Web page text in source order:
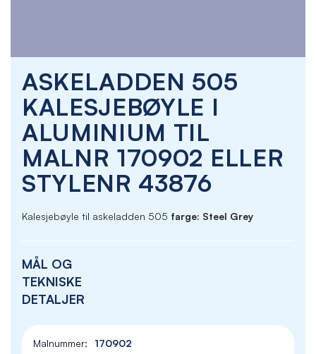
ASKELADDEN 505
KALESJEBØYLE I
ALUMINIUM TIL
MALNR 170902 ELLER
STYLENR 43876
Kalesjebøyle til askeladden 505 farge: Steel Grey
MÅL OG
TEKNISKE
DETALJER
170902
the
beginning
the
images
gallery